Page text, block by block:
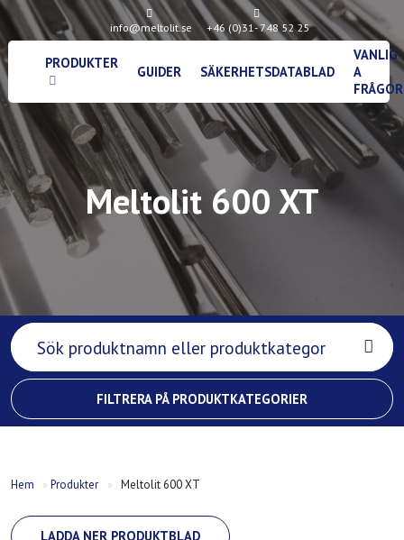
info@meltolit.se +46 (0)31- 748 52 25
PRODUKTER
GUIDER SÄKERHETSDATABLAD
VANLIG
A
FRÅGOR
Meltolit 600 XT
FILTRERA PÅ PRODUKTKATEGORIER
Hem »Produkter » Meltolit 600 XT
LADDA NER PRODUKTBLAD